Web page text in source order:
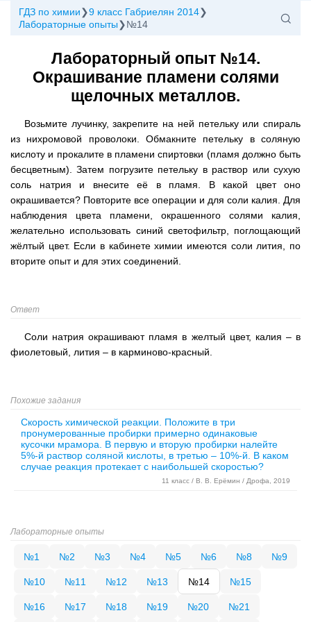
ГДЗ по химии
9 класс Габриелян 2014
Лабораторные опыты
№14
Лабораторный опыт №14.
Окрашивание пламени солями
щелочных металлов.
Возьмите лучинку, закрепите на ней петельку или спираль
из нихромовой проволоки. Обмакните петельку в соляную
кислоту и прокалите в пламени спиртовки (пламя должно быть
бесцветным). Затем погрузите петельку в раствор или сухую
соль натрия и внесите её в пламя. В какой цвет оно
окрашивается? Повторите все операции и для соли калия. Для
наблюдения цвета пламени, окрашенного солями калия,
желательно использовать синий светофильтр, поглощающий
жёлтый цвет. Если в кабинете химии имеются соли лития, по
вторите опыт и для этих соединений.
Ответ
Соли натрия окрашивают пламя в желтый цвет, калия – в
фиолетовый, лития – в карминово-красный.
Похожие задания
Скорость химической реакции. Положите в три
пронумерованные пробирки примерно одинаковые
кусочки мрамора. В первую и вторую пробирки налейте
5%-й раствор соляной кислоты, в третью – 10%-й. В каком
случае реакция протекает с наибольшей скоростью?
11 класс / В. В. Ерёмин / Дрофа, 2019
Лабораторные опыты
№1 №2 №3 №4 №5 №6 №8 №9
№10 №11 №12 №13 №14 №15
№16 №17 №18 №19 №20 №21